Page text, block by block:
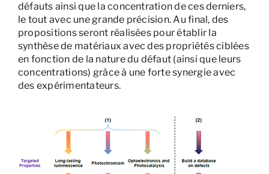
défauts ainsi que la concentration de ces derniers,
le tout avec une grande précision. Au final, des
propositions seront réalisées pour établir la
synthèse de matériaux avec des propriétés ciblées
en fonction de la nature du défaut (ainsi que leurs
concentrations) grâce à une forte synergie avec
des expérimentateurs.